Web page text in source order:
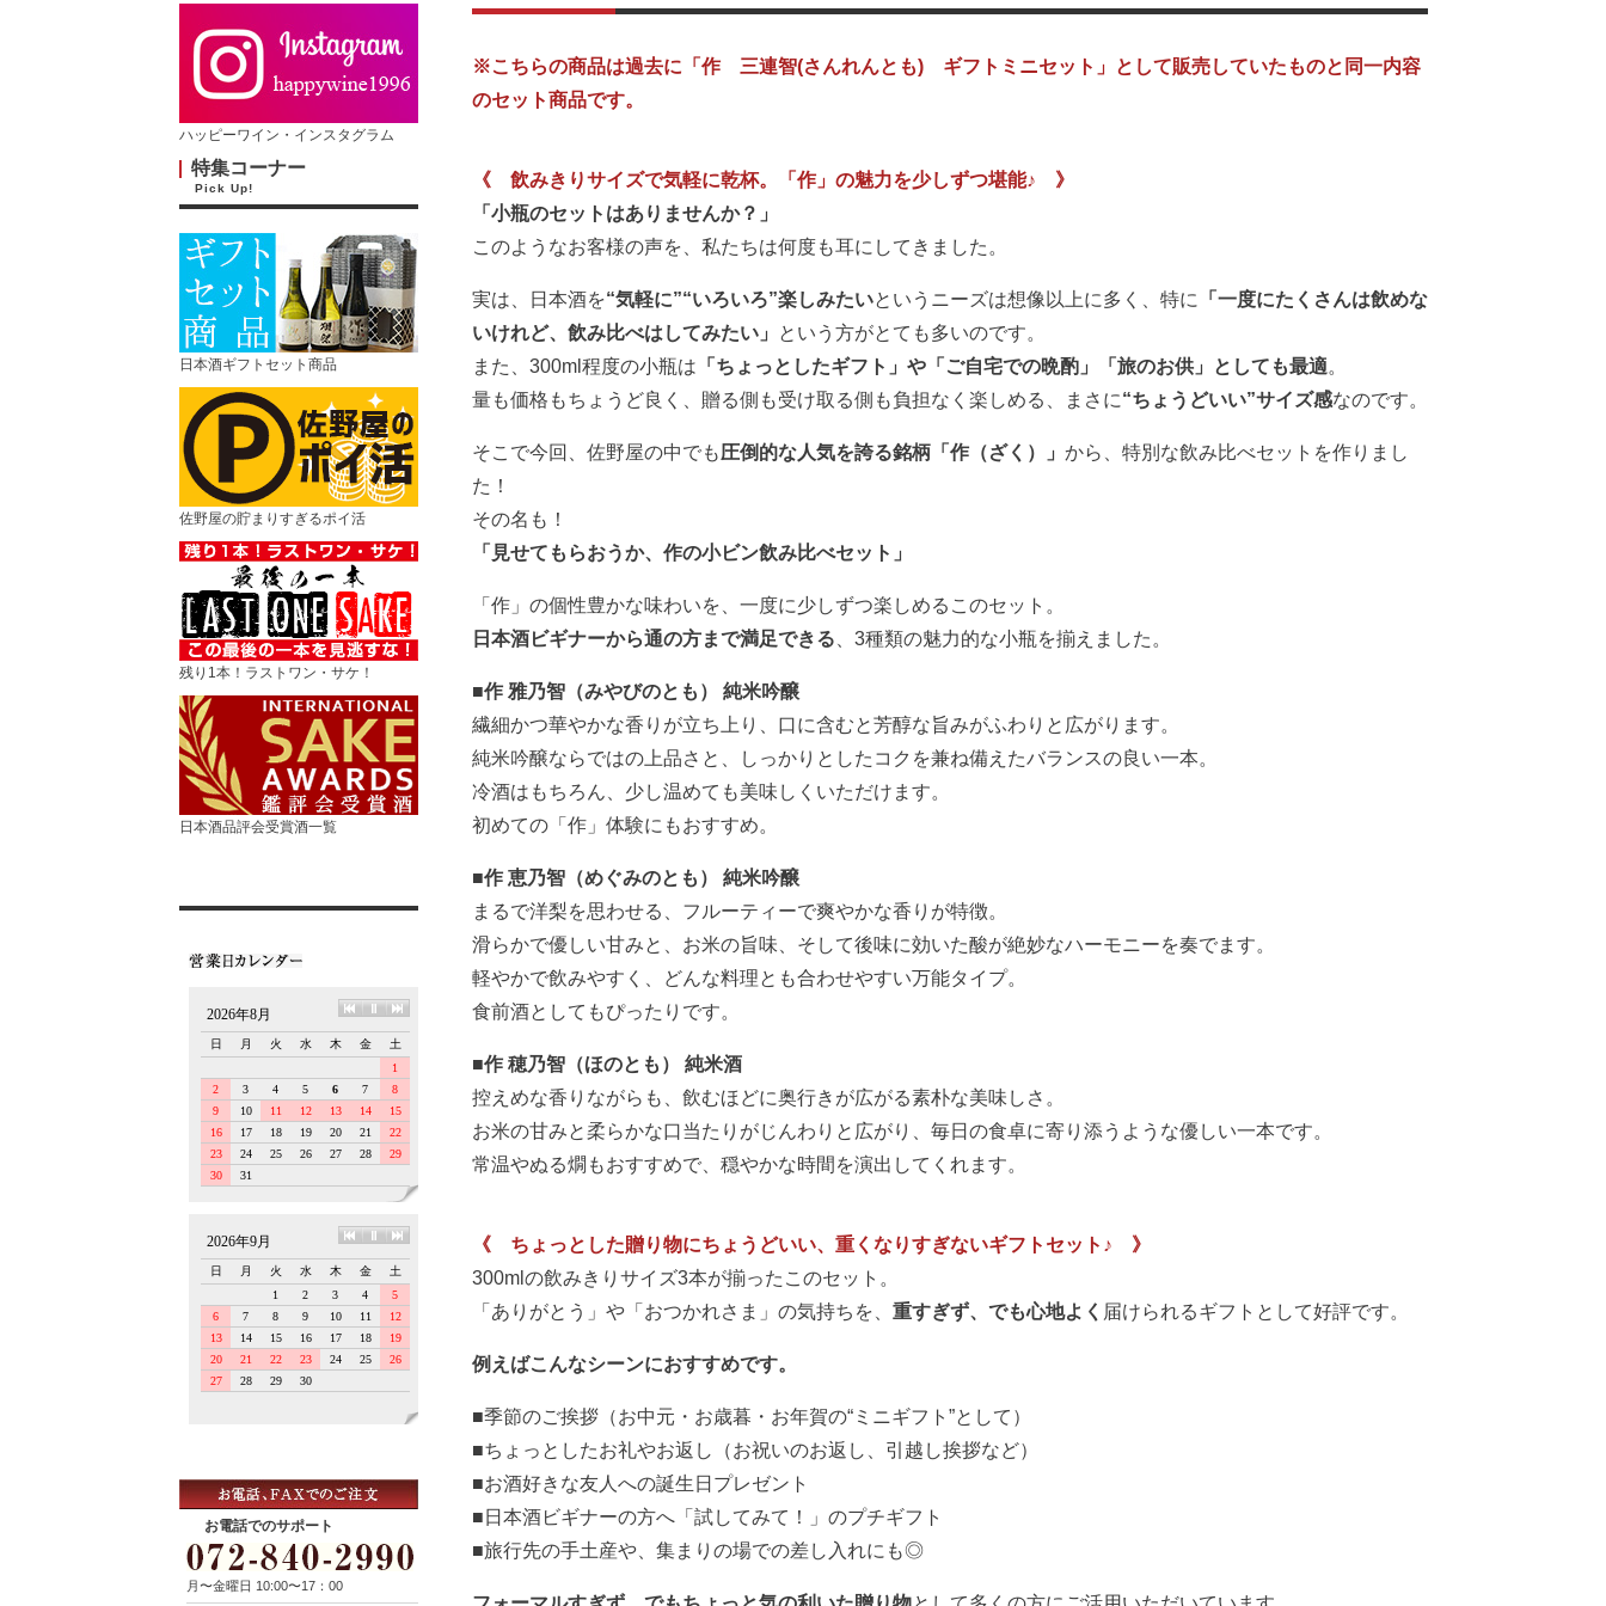
ハッピーワイン・インスタグラム
特集コーナー
Pick Up!
日本酒ギフトセット商品
佐野屋の貯まりすぎるポイ活
残り1本！ラストワン・サケ！
日本酒品評会受賞酒一覧
お電話でのサポート
月〜金曜日 10:00〜17：00
※こちらの商品は過去に「作 三連智(さんれんとも) ギフトミニセット」として販売していたものと同一内容
のセット商品です。
《 飲みきりサイズで気軽に乾杯。「作」の魅力を少しずつ堪能♪ 》
「小瓶のセットはありませんか？」
このようなお客様の声を、私たちは何度も耳にしてきました。
実は、日本酒を“気軽に”“いろいろ”楽しみたいというニーズは想像以上に多く、特に 「一度にたくさんは飲めな
いけれど、飲み比べはしてみたい」
という方がとても多いのです。
また、300ml程度の小瓶は 「ちょっとしたギフト」や「ご自宅での晩酌」「旅のお供」としても最適。
量も価格もちょうど良く、贈る側も受け取る側も負担なく楽しめる、まさに“ちょうどいい”サイズ感なのです。
そこで今回、佐野屋の中でも圧倒的な人気を誇る銘柄「作（ざく）」 から、特別な飲み比べセットを作りまし
た！
その名も！
「見せてもらおうか、作の小ビン飲み比べセット」
「作」の個性豊かな味わいを、一度に少しずつ楽しめるこのセット。
日本酒ビギナーから通の方まで満足できる 、3種類の魅力的な小瓶を揃えました。
■作 雅乃智（みやびのとも） 純米吟醸
繊細かつ華やかな香りが立ち上り、口に含むと芳醇な旨みがふわりと広がります。
純米吟醸ならではの上品さと、しっかりとしたコクを兼ね備えたバランスの良い一本。
冷酒はもちろん、少し温めても美味しくいただけます。
初めての「作」体験にもおすすめ。
■作 恵乃智（めぐみのとも） 純米吟醸
まるで洋梨を思わせる、フルーティーで爽やかな香りが特徴。
滑らかで優しい甘みと、お米の旨味、そして後味に効いた酸が絶妙なハーモニーを奏でます。
軽やかで飲みやすく、どんな料理とも合わせやすい万能タイプ。
食前酒としてもぴったりです。
■作 穂乃智（ほのとも） 純米酒
控えめな香りながらも、飲むほどに奥行きが広がる素朴な美味しさ。
お米の甘みと柔らかな口当たりがじんわりと広がり、毎日の食卓に寄り添うような優しい一本です。
常温やぬる燗もおすすめで、穏やかな時間を演出してくれます。
《 ちょっとした贈り物にちょうどいい、重くなりすぎないギフトセット♪ 》
300mlの飲みきりサイズ3本が揃ったこのセット。
「ありがとう」や「おつかれさま」の気持ちを、 重すぎず、でも心地よく 届けられるギフトとして好評です。
例えばこんなシーンにおすすめです。
■季節のご挨拶（お中元・お歳暮・お年賀の“ミニギフト”として）
■ちょっとしたお礼やお返し（お祝いのお返し、引越し挨拶など）
■お酒好きな友人への誕生日プレゼント
■日本酒ビギナーの方へ「試してみて！」のプチギフト
■旅行先の手土産や、集まりの場での差し入れにも◎